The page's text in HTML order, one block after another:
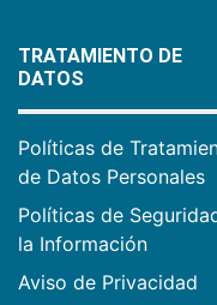
TRATAMIENTO DE
DATOS
Políticas de
de Datos Personales
Políticas de
la Información
Aviso de Privacidad